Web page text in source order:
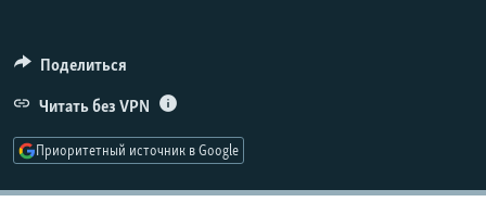
ПОДПИШИТЕСЬ НА РАССЫЛКУ
СОЦИАЛЬНЫЕ СЕТИ
Поделиться
Читать без VPN
Приоритетный источник в Google